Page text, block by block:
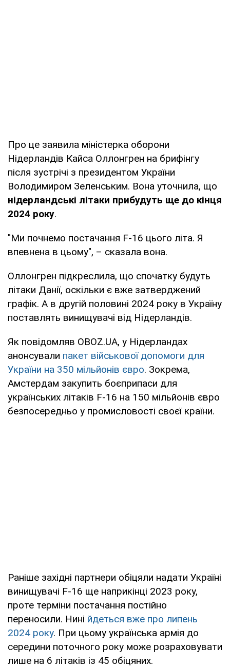
Про це заявила міністерка оборони
Нідерландів Кайса Оллонгрен на брифінгу
після зустрічі з президентом України
Володимиром Зеленським. Вона уточнила, що
нідерландські літаки прибудуть ще до кінця
2024 року.
"Ми почнемо постачання F-16 цього літа. Я
впевнена в цьому", – сказала вона.
Оллонгрен підкреслила, що спочатку будуть
літаки Данії, оскільки є вже затверджений
графік. А в другій половині 2024 року в Україну
поставлять винищувачі від Нідерландів.
Як повідомляв OBOZ.UA, у Нідерландах
анонсували пакет військової допомоги для
України на 350 мільйонів євро. Зокрема,
Амстердам закупить боєприпаси для
українських літаків F-16 на 150 мільйонів євро
безпосередньо у промисловості своєї країни.
Раніше західні партнери обіцяли надати Україні
винищувачі F-16 ще наприкінці 2023 року,
проте терміни постачання постійно
переносили. Нині йдеться вже про липень
2024 року. При цьому українська армія до
середини поточного року може розраховувати
лише на 6 літаків із 45 обіцяних.